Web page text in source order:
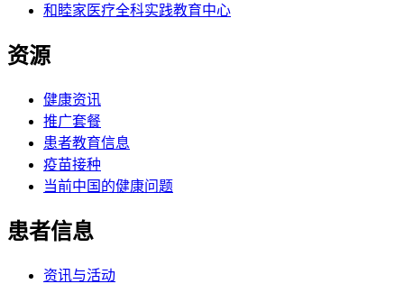
和睦家医疗全科实践教育中心
资源
健康资讯
推广套餐
患者教育信息
疫苗接种
当前中国的健康问题
患者信息
资讯与活动